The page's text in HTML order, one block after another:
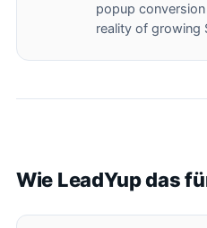
popup
reality of growing
Wie LeadYup das